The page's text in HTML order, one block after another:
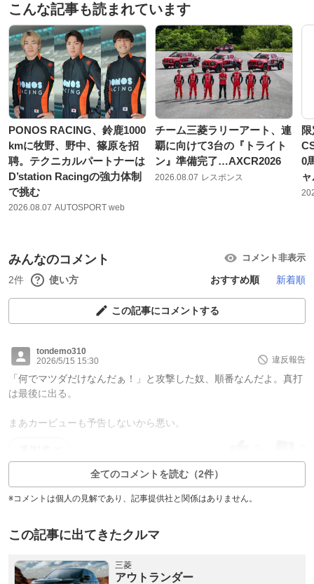
こんな記事も読まれています
PONOS RACING、鈴鹿1000
kmに牧野、野中、篠原を招
聘。テクニカルパートナーは
D’station Racingの強力体制
で挑む
2026.08.07 AUTOSPORT web
チーム三菱ラリーアート、連
覇に向けて3台の『トライト
ン』準備完了…AXCR2026
2026.08.07 レスポンス
0
みんなのコメント コメント非表示
2件 使い方 おすすめ順 新着順
この記事にコメントする
tondemo310
2026/5/15 15:30
違反報告
「何でマツダだけなんだぁ！」と攻撃した奴、順番なんだよ。真打
は最後に出る。
まあカービューも予告しないから悪い。
全てのコメントを読む（2件）
※コメントは個人の見解であり、記事提供社と関係はありません。
この記事に出てきたクルマ
三菱
アウトランダー